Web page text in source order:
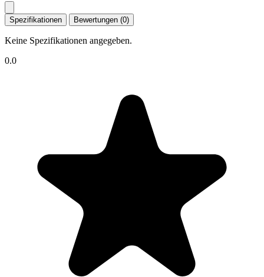
Spezifikationen Bewertungen (0)
Keine Spezifikationen angegeben.
0.0